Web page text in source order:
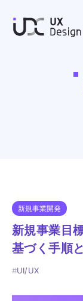
新規事業開発
新規事業目
基づく手順
#UI/UX